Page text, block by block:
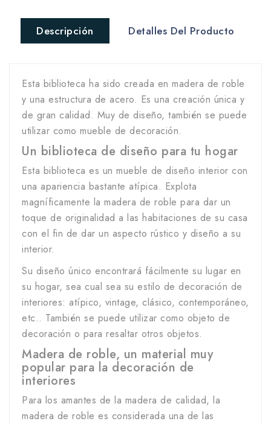
Descripción Detalles Del Producto
Esta biblioteca ha sido creada en madera de roble
y una estructura de acero. Es una creación única y
de gran calidad. Muy de diseño, también se puede
utilizar como mueble de decoración.
Un biblioteca de diseño para tu hogar
Esta biblioteca es un mueble de diseño interior con
una apariencia bastante atípica. Explota
magníficamente la madera de roble para dar un
toque de originalidad a las habitaciones de su casa
con el fin de dar un aspecto rústico y diseño a su
interior.
Su diseño único encontrará fácilmente su lugar en
su hogar, sea cual sea su estilo de decoración de
interiores: atípico, vintage, clásico, contemporáneo,
etc.. También se puede utilizar como objeto de
decoración o para resaltar otros objetos.
Madera de roble, un material muy
popular para la decoración de
interiores
Para los amantes de la madera de calidad, la
madera de roble es considerada una de las